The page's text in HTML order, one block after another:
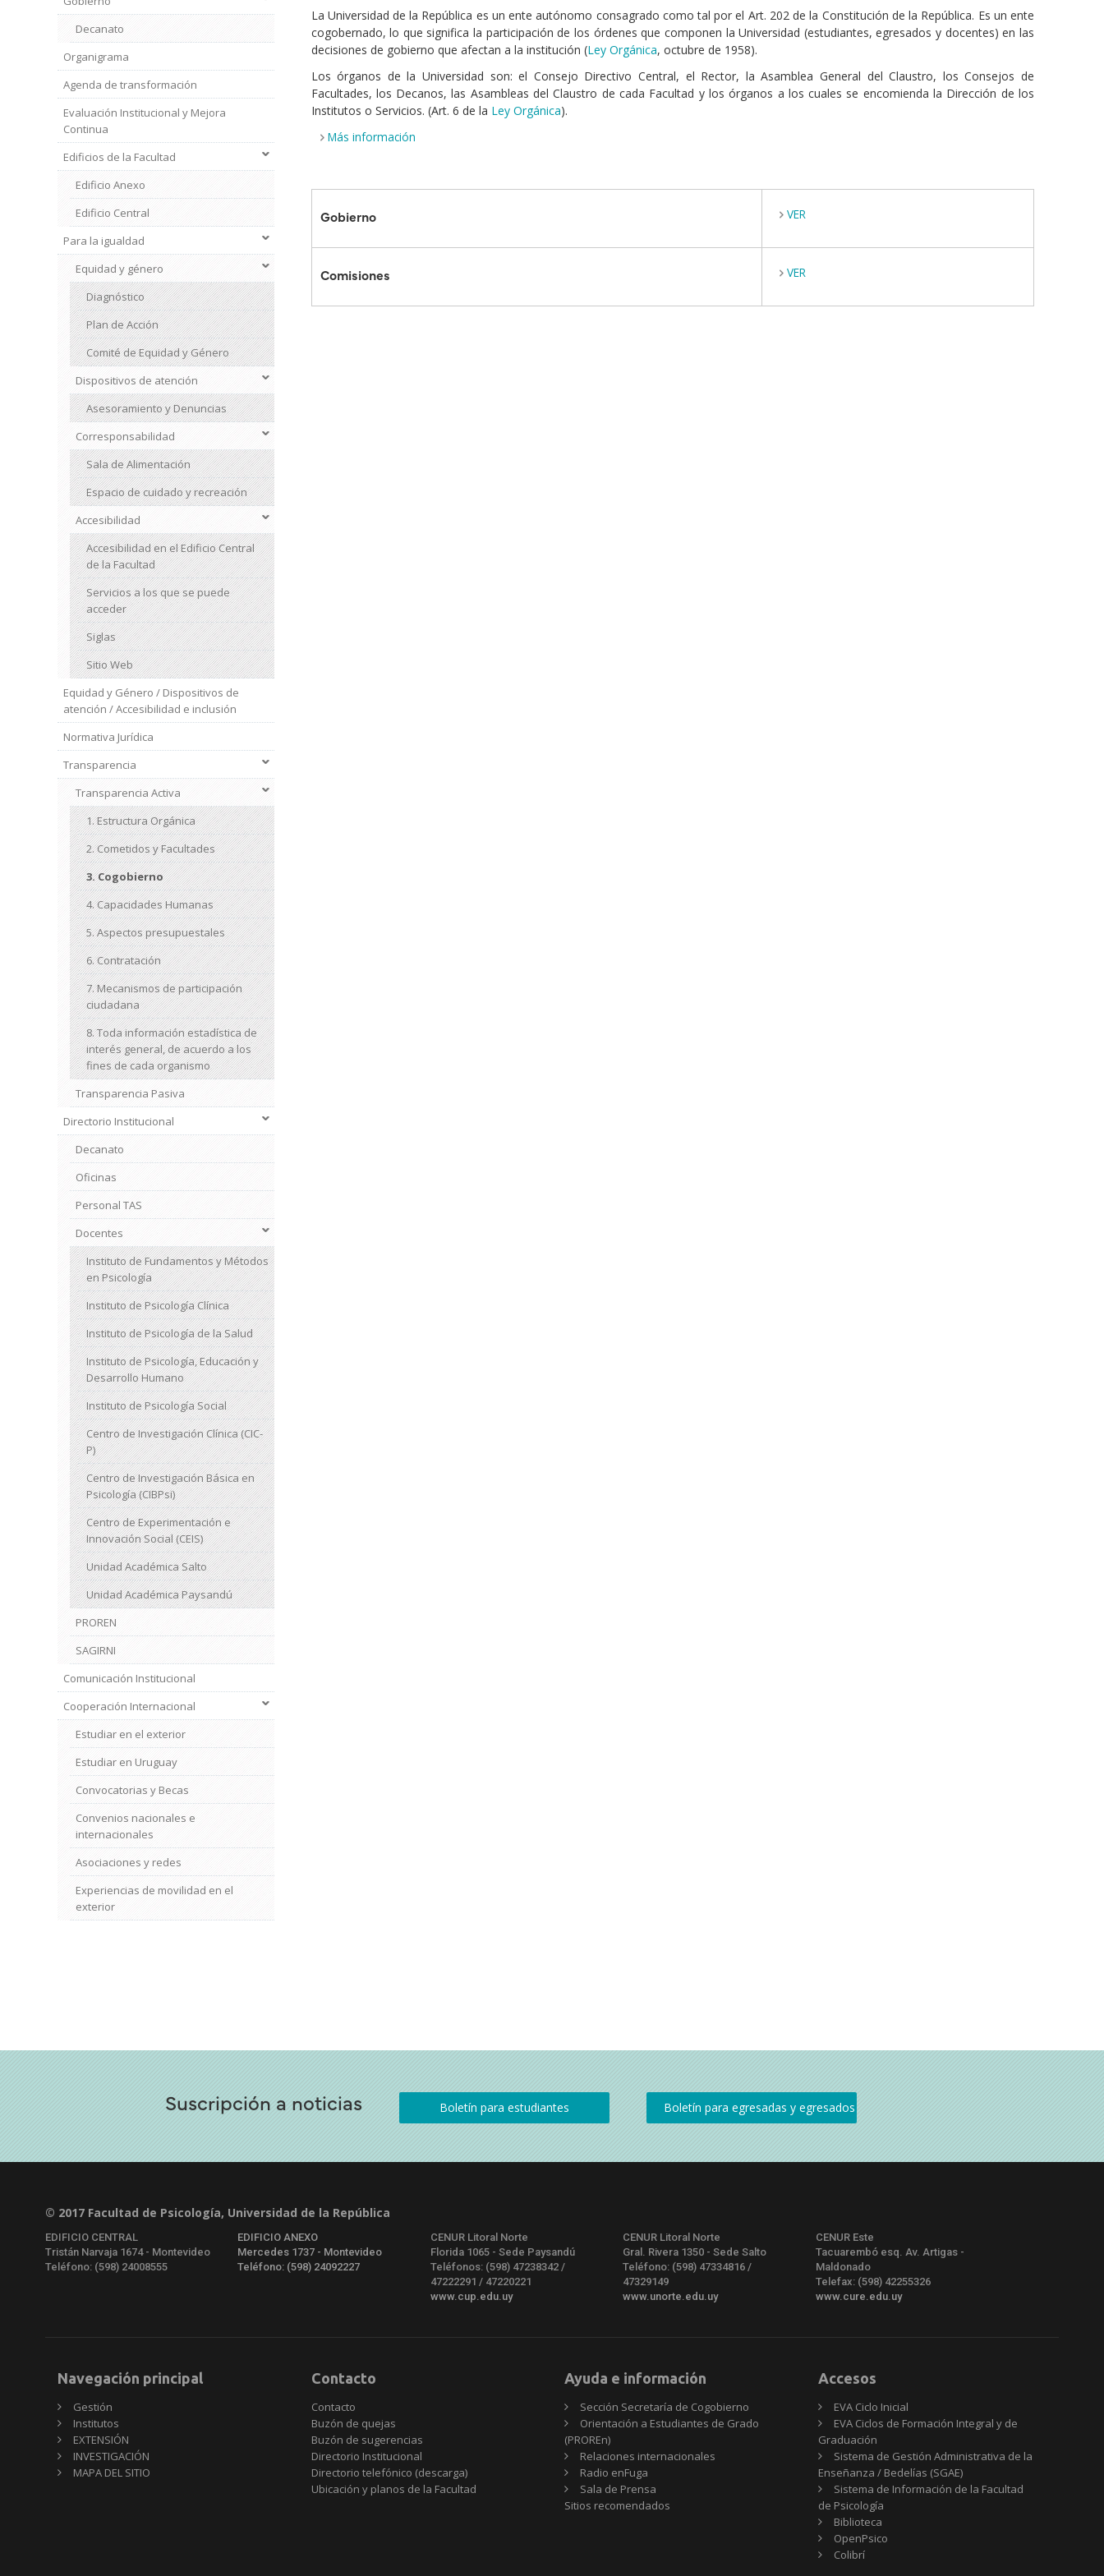
Decanato
Organigrama
Agenda de transformación
Evaluación Institucional y Mejora
Continua
Edificios de la Facultad
Edificio Anexo
Edificio Central
Institucional
Para la igualdad
Equidad y género
Diagnóstico
Plan de Acción
Comité de Equidad y Género
Dispositivos de atención
Asesoramiento y Denuncias
Corresponsabilidad
Sala de Alimentación
Espacio de cuidado y recreación
Accesibilidad
Accesibilidad en el Edificio Central
de la Facultad
Servicios a los que se puede
acceder
Siglas
Sitio Web
Equidad y Género / Dispositivos de
atención / Accesibilidad e inclusión
Normativa Jurídica
Transparencia
Transparencia Activa
1. Estructura Orgánica
2. Cometidos y Facultades
3. Cogobierno
4. Capacidades Humanas
5. Aspectos presupuestales
6. Contratación
7. Mecanismos de participación
ciudadana
8. Toda información estadística de
interés general, de acuerdo a los
fines de cada organismo
Transparencia Pasiva
Directorio Institucional
Decanato
Oficinas
Personal TAS
Docentes
Instituto de Fundamentos y Métodos
en Psicología
Instituto de Psicología Clínica
Instituto de Psicología de la Salud
Instituto de Psicología, Educación y
Desarrollo Humano
Instituto de Psicología Social
Centro de Investigación Clínica (CIC-
P)
Centro de Investigación Básica en
Psicología (CIBPsi)
Centro de Experimentación e
Innovación Social (CEIS)
Unidad Académica Salto
Unidad Académica Paysandú
PROREN
SAGIRNI
Comunicación Institucional
Cooperación Internacional
Estudiar en el exterior
Estudiar en Uruguay
Convocatorias y Becas
Convenios nacionales e
internacionales
Asociaciones y redes
Experiencias de movilidad en el
exterior
La Universidad de la República es un ente autónomo consagrado como tal por el Art. 202 de la Constitución de la República. Es un ente
cogobernado, lo que significa la participación de los órdenes que componen la Universidad (estudiantes, egresados y docentes) en las
decisiones de gobierno que afectan a la institución (Ley Orgánica, octubre de 1958).
Los órganos de la Universidad son: el Consejo Directivo Central, el Rector, la Asamblea General del Claustro, los Consejos de
Facultades, los Decanos, las Asambleas del Claustro de cada Facultad y los órganos a los cuales se encomienda la Dirección de los
Institutos o Servicios. (Art. 6 de la Ley Orgánica).
Más información
Gobierno VER
Comisiones VER
Suscripción a noticias
© 2017 Facultad de Psicología, Universidad de la República
EDIFICIO CENTRAL
Tristán Narvaja 1674 - Montevideo
Teléfono: (598) 24008555
EDIFICIO ANEXO
Mercedes 1737 - Montevideo
Teléfono: (598) 24092227
CENUR Litoral Norte
Florida 1065 - Sede Paysandú
Teléfonos: (598) 47238342 /
47222291 / 47220221
www.cup.edu.uy
CENUR Litoral Norte
Gral. Rivera 1350 - Sede Salto
Teléfono: (598) 47334816 /
47329149
www.unorte.edu.uy
CENUR Este
Tacuarembó esq. Av. Artigas -
Maldonado
Telefax: (598) 42255326
www.cure.edu.uy
Navegación principal
Gestión
Institutos
EXTENSIÓN
INVESTIGACIÓN
MAPA DEL SITIO
Contacto
Contacto
Buzón de quejas
Buzón de sugerencias
Directorio Institucional
Directorio telefónico (descarga)
Ubicación y planos de la Facultad
Ayuda e información
Sección Secretaría de Cogobierno
Orientación a Estudiantes de Grado
(PROREn)
Relaciones internacionales
Radio enFuga
Sala de Prensa
Sitios
Sitios recomendados
Accesos
EVA Ciclo Inicial
EVA Ciclos de Formación Integral y de
Graduación
Sistema de Gestión Administrativa de la
Enseñanza / Bedelías (SGAE)
Sistema de Información de la Facultad
de Psicología
Biblioteca
OpenPsico
Colibrí